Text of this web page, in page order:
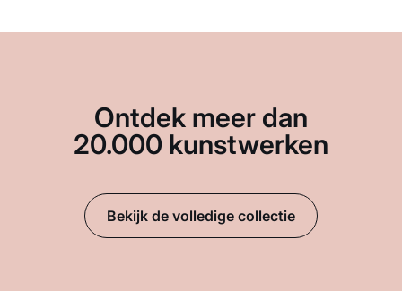
Ontdek meer dan
20.000 kunstwerken
Bekijk de volledige collectie